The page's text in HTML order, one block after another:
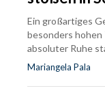
Ein großartiges
besonders hohen
absoluter Ruhe
Mariangela Pala